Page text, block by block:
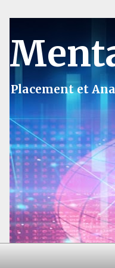
Placement et